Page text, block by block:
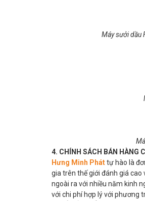
Máy sưởi dầu
4. CHÍNH SÁCH BÁN HÀNG
Hưng Minh Pháttự hào là
gia trên thế giới đánh giá
ngoài ra với nhiều năm kinh
với chi phí hợp lý với phương